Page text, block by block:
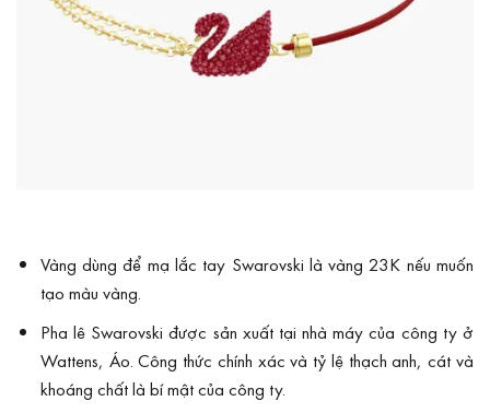
Vàng dùng để mạ lắc tay Swarovski là vàng 23K nếu muốn
tạo màu vàng.
Pha lê Swarovski được sản xuất tại nhà máy của công ty ở
Wattens, Áo. Công thức chính xác và tỷ lệ thạch anh, cát và
khoáng chất là bí mật của công ty.